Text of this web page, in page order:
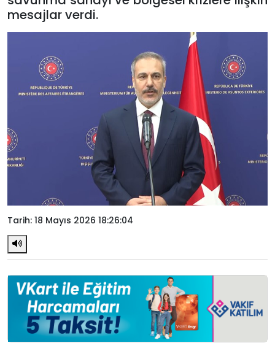
mesajlar verdi.
Tarih: 18 Mayıs 2026 18:26:04